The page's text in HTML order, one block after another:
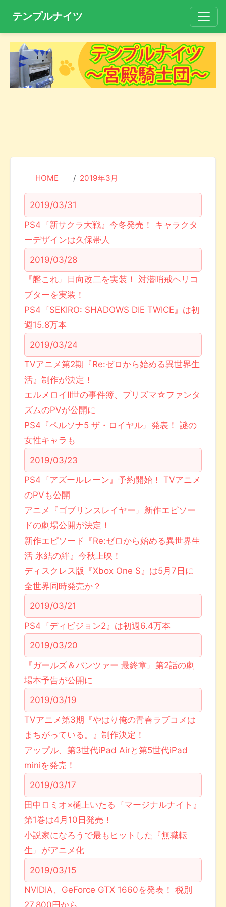
テンプルナイツ
HOME 2019年3月
2019/03/31
PS4『新サクラ大戦』今冬発売！ キャラクタ
ーデザインは久保帯人
2019/03/28
『艦これ』日向改二を実装！ 対潜哨戒ヘリコ
プターを実装！
PS4『SEKIRO: SHADOWS DIE TWICE』は初
週15.8万本
2019/03/24
TVアニメ第2期『Re:ゼロから始める異世界生
活』制作が決定！
エルメロイII世の事件簿、プリズマ☆ファンタ
ズムのPVが公開に
PS4『ペルソナ5 ザ・ロイヤル』発表！ 謎の
女性キャラも
2019/03/23
PS4『アズールレーン』予約開始！ TVアニメ
のPVも公開
アニメ『ゴブリンスレイヤー』新作エピソー
ドの劇場公開が決定！
新作エピソード『Re:ゼロから始める異世界生
活 氷結の絆』今秋上映！
ディスクレス版『Xbox One S』は5月7日に
全世界同時発売か？
2019/03/21
PS4『ディビジョン2』は初週6.4万本
2019/03/20
『ガールズ＆パンツァー 最終章』第2話の劇
場本予告が公開に
2019/03/19
TVアニメ第3期『やはり俺の青春ラブコメは
まちがっている。』制作決定！
アップル、第3世代iPad Airと第5世代iPad
miniを発売！
2019/03/17
田中ロミオ×樋上いたる『マージナルナイト』
第1巻は4月10日発売！
小説家になろうで最もヒットした『無職転
生』がアニメ化
2019/03/15
NVIDIA、GeForce GTX 1660を発表！ 税別